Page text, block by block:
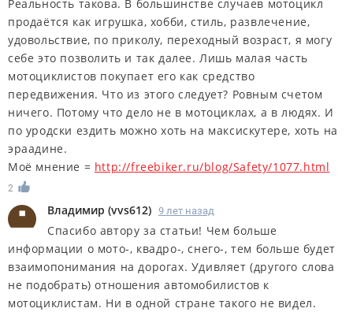
Реальность такова. В большинстве случаев мотоцикл
продаётся как игрушка, хобби, стиль, развлечение,
удовольствие, по приколу, переходный возраст, я могу
себе это позволить и так далее. Лишь малая часть
мотоциклистов покупает его как средство
передвижения. Что из этого следует? Ровным счетом
ничего. Потому что дело не в мотоциклах, а в людях. И
по уродски ездить можно хоть на максискутере, хоть на
эраадине.
Моё мнение = http://freebiker.ru/blog/Safety/1077.html
2
Владимир (vvs612) 9 лет назад
Спасибо автору за статьи! Чем больше
информации о мото-, квадро-, снего-, тем больше будет
взаимопонимания на дорогах. Удивляет (другого слова
не подобрать) отношения автомобилистов к
мотоциклистам. Ни в одной стране такого не видел.